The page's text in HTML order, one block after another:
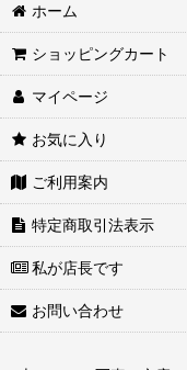
ローマングラス
古代とんぼ玉
古代ジャワ玉
ヴェネチアンビーズ
ヴェネチアンビーズ
ボヘミアンビーズ
ジャーマンマーブル
ホーム
ショッピングカート
マイページ
お気に入り
ご利用案内
特定商取引法表示
私が店長です
お問い合わせ